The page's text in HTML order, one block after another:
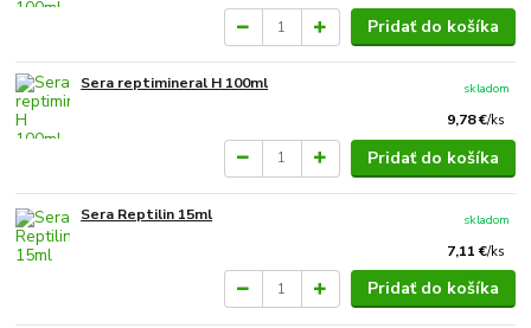
Pridať do košíka
Sera reptimineral H 100ml
9,78 €/ks
skladom
Pridať do košíka
Sera Reptilin 15ml
7,11 €/ks
skladom
Pridať do košíka